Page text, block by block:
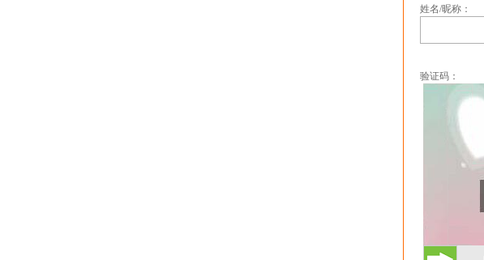
姓名/昵称：
验证码：